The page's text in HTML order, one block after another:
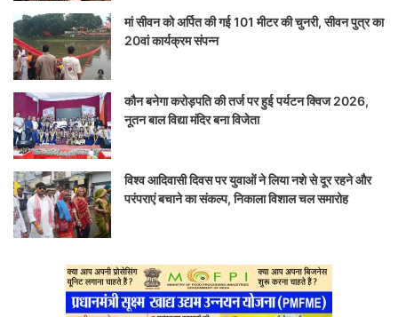
मां सीवन को अर्पित की गई 101 मीटर की चुनरी, सीवन पुत्र का
20वां कार्यक्रम संपन्न
कौन बनेगा करोड़पति की तर्ज पर हुई पर्यटन क्विज 2026,
नूतन बाल विद्या मंदिर बना विजेता
विश्व आदिवासी दिवस पर युवाओं ने लिया नशे से दूर रहने और
परंपराएं बचाने का संकल्प, निकाला विशाल चल समारोह